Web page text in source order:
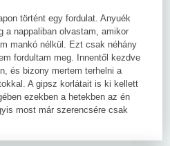
történt egy fordulat. Anyuék
a nappaliban olvastam, amikor
mankó nélkül. Ezt csak néhány
fordultam meg. Innentől kezdve
és bizony mertem terhelni a
A gipsz korlátait is ki kellett
ezekben a hetekben az én
most már szerencsére csak